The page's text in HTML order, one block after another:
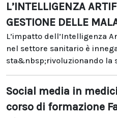
L’INTELLIGENZA
GESTIONE DELLE
L’impatto dell’Intelligenza
nel settore sanitario è
sta&nbsp;rivoluzionando la
Social media in
corso di formazione